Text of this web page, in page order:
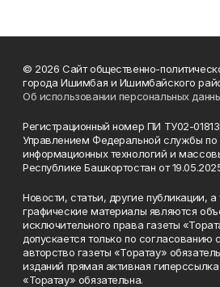
© 2026 Сайт общественно-
города Ишимбая и Ишимбайского
Об использовании персональных
Регистрационный номер ПИ ТУ02-
Управлением Федеральной службы по
информационных технологий и
Республике Башкортостан от
Новости, статьи, другие публикации,
графические материалы являются
исключительного права газеты
допускается только по согласованию
авторство газеты «Торатау»
изданий прямая активная
«Торатау» обязательна.